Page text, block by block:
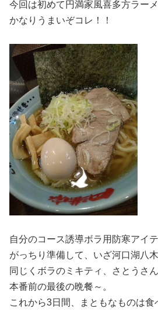
今回は初めて円満家風喜多方ラー
かなりうまいぞコレ！！
自分のコース誘導ボラ用防寒アイ
がっちり準備して、いざ河口湖八木
同じくボラのミキティ、さとうさ
本番前の最後の晩餐～。
これから3日間、まともなものは